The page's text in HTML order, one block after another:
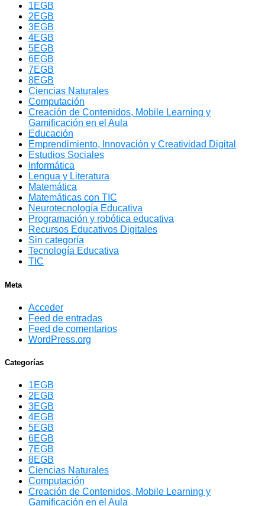
1EGB
2EGB
3EGB
4EGB
5EGB
6EGB
7EGB
8EGB
Ciencias Naturales
Computación
Creación de Contenidos, Mobile Learning y
Gamificación en el Aula
Educación
Emprendimiento, Innovación y Creatividad Digital
Estudios Sociales
Informática
Lengua y Literatura
Matemática
Matemáticas con TIC
Neurotecnología Educativa
Programación y robótica educativa
Recursos Educativos Digitales
Sin categoría
Tecnología Educativa
TIC
Meta
Acceder
Feed de entradas
Feed de comentarios
WordPress.org
Categorías
1EGB
2EGB
3EGB
4EGB
5EGB
6EGB
7EGB
8EGB
Ciencias Naturales
Computación
Creación de Contenidos, Mobile Learning y
Gamificación en el Aula